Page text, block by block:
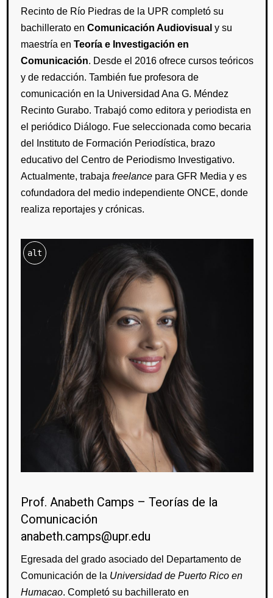
Recinto de Río Piedras de la UPR completó su
bachillerato en Comunicación Audiovisual y su
maestría en Teoría e Investigación en
Comunicación. Desde el 2016 ofrece cursos teóricos
y de redacción. También fue profesora de
comunicación en la Universidad Ana G. Méndez
Recinto Gurabo. Trabajó como editora y periodista en
el periódico Diálogo. Fue seleccionada como becaria
del Instituto de Formación Periodística, brazo
educativo del Centro de Periodismo Investigativo.
Actualmente, trabaja freelance para GFR Media y es
cofundadora del medio independiente ONCE, donde
realiza reportajes y crónicas.
alt
Prof. Anabeth Camps – Teorías de la
Comunicación
anabeth.camps@upr.edu
Egresada del grado asociado del Departamento de
Comunicación de la Universidad de Puerto Rico en
Humacao. Completó su bachillerato en